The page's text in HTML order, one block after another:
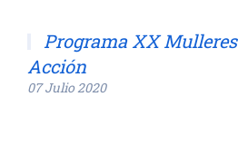
Programa XX
Acción
07 Julio 2020